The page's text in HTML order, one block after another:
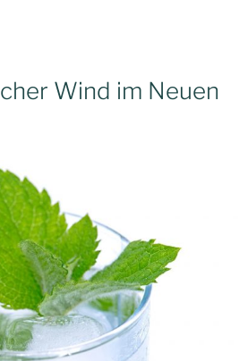
Wind im Neuen